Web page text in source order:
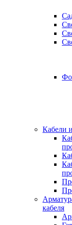
Кабели
кабеля